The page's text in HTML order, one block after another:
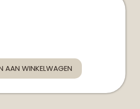
AAN WINKELWAGEN